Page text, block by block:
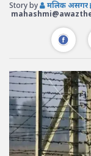
Story by मलिक असगर